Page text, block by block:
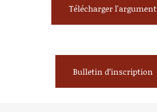
Télécharger l'argument
Bulletin d’inscription